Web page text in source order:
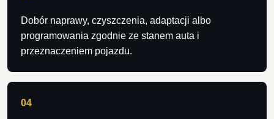
Dobór naprawy, czyszczenia, adaptacji albo
programowania zgodnie ze stanem auta i
przeznaczeniem pojazdu.
04